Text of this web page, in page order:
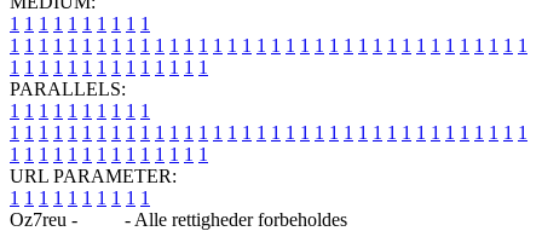
1 1 1 1 1 1 1 1 1 1
1 1 1 1 1 1 1 1 1 1 1 1 1 1 1 1 1 1 1 1 1 1 1 1 1 1 1 1 1 1 1 1 1 1 1 1
1 1 1 1 1 1 1 1 1 1 1 1 1 1
PARALLELS:
1 1 1 1 1 1 1 1 1 1
1 1 1 1 1 1 1 1 1 1 1 1 1 1 1 1 1 1 1 1 1 1 1 1 1 1 1 1 1 1 1 1 1 1 1 1
1 1 1 1 1 1 1 1 1 1 1 1 1 1
URL PARAMETER:
1 1 1 1 1 1 1 1 1 1
Oz7reu -
- Alle rettigheder forbeholdes